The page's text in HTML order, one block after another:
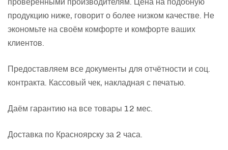
продукцию ниже, говорит о более низком качестве. Не
экономьте на своём комфорте и комфорте ваших
клиентов.
Предоставляем все документы для отчётности и соц.
контракта. Кассовый чек, накладная с печатью.
Даём гарантию на все товары 12 мес.
Доставка по Красноярску за 2 часа.